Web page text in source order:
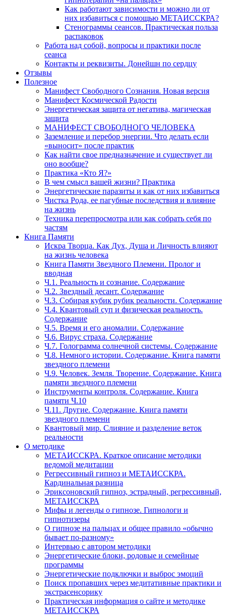
Как работают зависимости и можно ли от
них избавиться с помощью МЕТАИССКРА?
Стенограммы сеансов. Практическая польза
распаковок
Работа над собой, вопросы и практики после
сеанса
Контакты и реквизиты. Донейшн по сердцу
Отзывы
Полезное
Манифест Свободного Сознания. Новая версия
Манифест Космической Радости
Энергетическая защита от негатива, магическая
защита
МАНИФЕСТ СВОБОДНОГО ЧЕЛОВЕКА
Заземление и перебор энергии. Что делать если
«выносит» после практик
Как найти свое предназначение и существует ли
оно вообще?
Практика «Кто Я?»
В чем смысл вашей жизни? Практика
Энергетические паразиты и как от них избавиться
Чистка Рода, ее пагубные последствия и влияние
на жизнь
Техника перепросмотра или как собрать себя по
частям
Книга Памяти
Искра Творца. Как Дух, Душа и Личность влияют
на жизнь человека
Книга Памяти Звездного Племени. Пролог и
вводная
Ч.1. Реальность и сознание. Содержание
Ч.2. Звездный десант. Содержание
Ч.3. Собирая кубик рубик реальности. Содержание
Ч.4. Квантовый суп и физическая реальность.
Содержание
Ч.5. Время и его аномалии. Содержание
Ч.6. Вирус страха. Содержание
Ч.7. Голограмма солнечной системы. Содержание
Ч.8. Немного истории. Содержание. Книга памяти
звездного племени
Ч.9. Человек. Земля. Творение. Содержание. Книга
памяти звездного племени
Инструменты контроля. Содержание. Книга
памяти Ч.10
Ч.11. Другие. Содержание. Книга памяти
звездного племени
Квантовый мир. Слияние и разделение веток
реальности
О методике
МЕТАИССКРА. Краткое описание методики
ведомой медитации
Регрессивный гипноз и МЕТАИССКРА.
Кардинальная разница
Эриксоновский гипноз, эстрадный, регрессивный,
МЕТАИССКРА
Мифы и легенды о гипнозе. Гипнологи и
гипнотизеры
О гипнозе на пальцах и общее правило «обычно
бывает по-разному»
Интервью с автором методики
Энергетические блоки, родовые и семейные
программы
Энергетические подключки и выброс эмоций
Поиск пропавших через медитативные практики и
экстрасенсорику
Практическая информация о сайте и методике
МЕТАИССКРА